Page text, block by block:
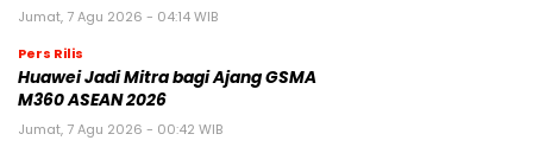
Jumat, 7 Agu 2026 - 04:14 WIB
Pers Rilis
Huawei Jadi Mitra bagi Ajang GSMA
M360 ASEAN 2026
Jumat, 7 Agu 2026 - 00:42 WIB